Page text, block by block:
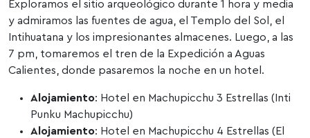
Exploramos el sitio arqueológico durante 1 hora y media
y admiramos las fuentes de agua, el Templo del Sol, el
Intihuatana y los impresionantes almacenes. Luego, a las
7 pm, tomaremos el tren de la Expedición a Aguas
Calientes, donde pasaremos la noche en un hotel.
Alojamiento: Hotel en Machupicchu 3 Estrellas (Inti
Punku Machupicchu)
Alojamiento: Hotel en Machupicchu 4 Estrellas (El